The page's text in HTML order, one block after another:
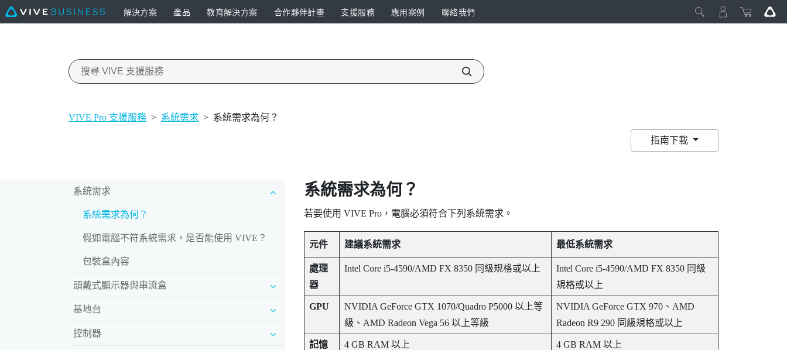
解決方案 產品 教育解決方案 合作夥伴計畫 支援服務 應用案例 聯絡我們
VIVE Pro 支援服務 > 系統需求 > 系統需求為何？
指南下載
系統需求
系統需求為何？
假如電腦不符系統需求，是否能使用 VIVE？
包裝盒內容
頭戴式顯示器與串流盒
基地台
控制器
系統需求為何？
若要使用 VIVE Pro，電腦必須符合下列系統需求。
元件 建議系統需求 最低系統需求
處理
器
Intel Core i5-4590/AMD FX 8350 同級規格或以上 Intel Core i5-4590/AMD FX 8350 同級
規格或以上
GPU NVIDIA GeForceGTX 1070/Quadro P5000 以上等
級、 AMD Radeon Vega 56 以上等級
NVIDIA GeForceGTX 970、 AMD
Radeon R9 290 同級規格或以上
記憶
4 GB RAM 以上 4 GB RAM 以上